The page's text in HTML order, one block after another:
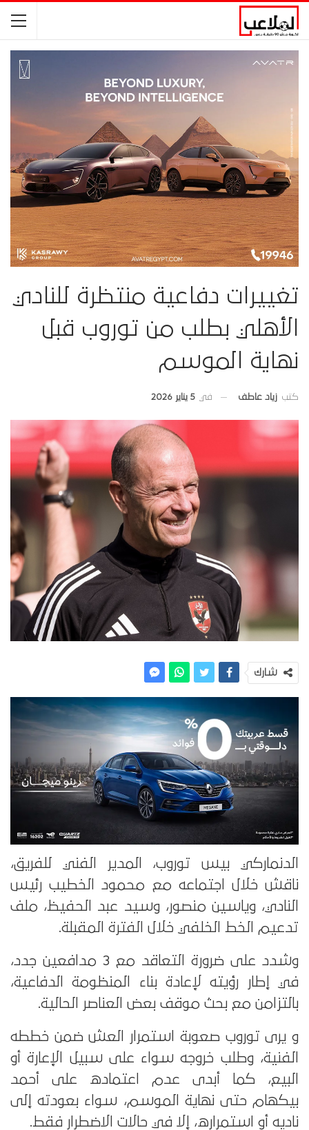
تغييرات دفاعية منتظرة للنادي
الأهلي بطلب من توروب قبل
نهاية الموسم
كتب زياد عاطف في 5 يناير 2026
شارك
الدنماركي بيس توروب، المدير الفني للفريق،
ناقش خلال اجتماعه مع محمود الخطيب رئيس
النادي، وياسين منصور، وسيد عبد الحفيظ، ملف
تدعيم الخط الخلفي خلال الفترة المقبلة.
وشدد على ضرورة التعاقد مع 3 مدافعين جدد،
في إطار رؤيته لإعادة بناء المنظومة الدفاعية،
بالتزامن مع بحث موقف بعض العناصر الحالية.
و يرى توروب صعوبة استمرار العش ضمن خططه
الفنية، وطلب خروجه سواء على سبيل الإعارة أو
البيع، كما أبدى عدم اعتماده على أحمد
بيكهام حتى نهاية الموسم، سواء بعودته إلى
ناديه أو استمراره، إلا في حالات الاضطرار فقط.